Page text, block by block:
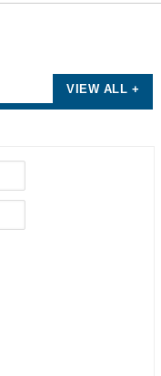
VIEW ALL +